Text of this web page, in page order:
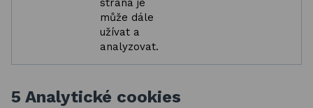
strana je
může dále
užívat a
analyzovat.
5 Analytické cookies